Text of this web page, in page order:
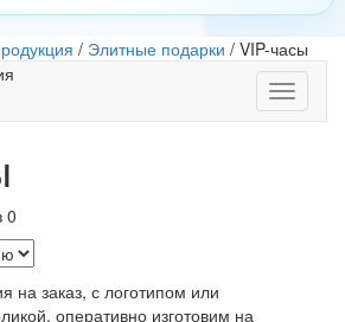
/ Элитные подарки / VIP-часы
Toggle
0
на заказ, с логотипом или
оперативно изготовим на